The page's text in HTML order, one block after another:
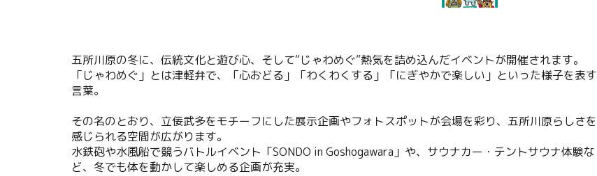
五所川原の冬に、伝統文化と遊び心、そして“じゃわめぐ”熱気を詰め込んだイベントが開催されます。
「じゃわめぐ」とは津軽弁で、「心おどる」「わくわくする」「にぎやかで楽しい」といった様子を表す
言葉。
その名のとおり、立佞武多をモチーフにした展示企画やフォトスポットが会場を彩り、五所川原らしさを
感じられる空間が広がります。
水鉄砲や水風船で競うバトルイベント「SONDO in Goshogawara」や、サウナカー・テントサウナ体験な
ど、冬でも体を動かして楽しめる企画が充実。